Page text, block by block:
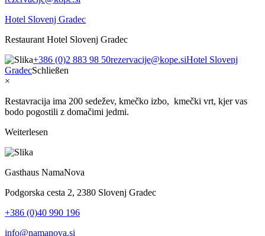
Hotel Slovenj Gradec
Restaurant Hotel Slovenj Gradec
+386 (0)2 883 98 50rezervacije@kope.siHotel Slovenj
GradecSchließen
×
Restavracija ima 200 sedežev, kmečko izbo, kmečki vrt, kjer vas
bodo pogostili z domačimi jedmi.
Weiterlesen
Gasthaus NamaNova
Podgorska cesta 2, 2380 Slovenj Gradec
+386 (0)40 990 196
info@namanova.si